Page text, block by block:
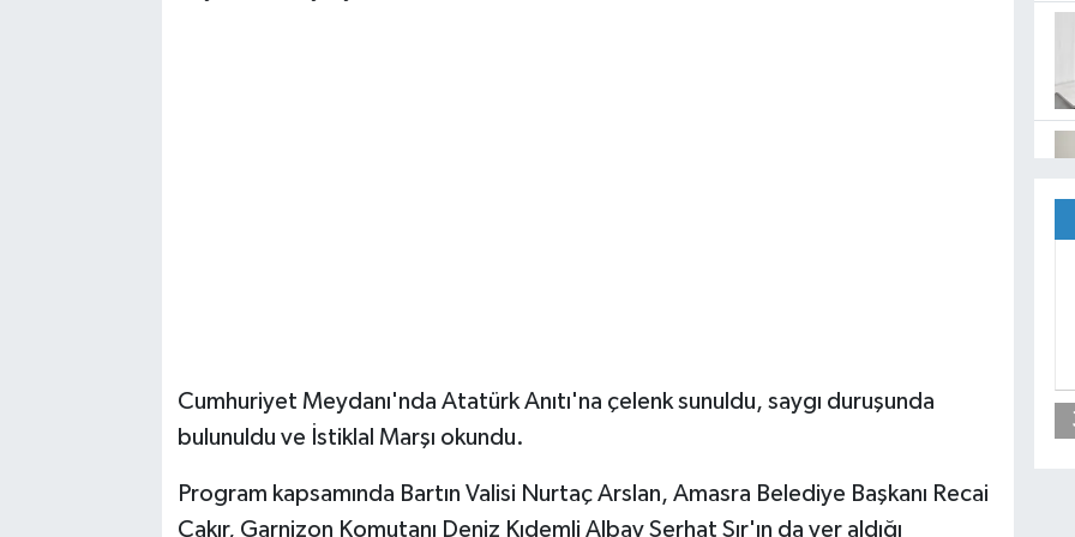
Cumhuriyet Meydanı'nda Atatürk Anıtı'na çelenk sunuldu, saygı duruşunda
bulunuldu ve İstiklal Marşı okundu.
Program kapsamında Bartın Valisi Nurtaç Arslan, Amasra Belediye Başkanı Recai
Çakır, Garnizon Komutanı Deniz Kıdemli Albay Serhat Sır'ın da yer aldığı